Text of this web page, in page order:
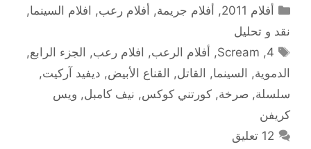
التصنيفات
أفلام 2011 , أفلام جريمة, أفلام رعب, افلام السينما,
نقد و تحليل
الوسوم
4
,
Scream
, أفلام الرعب, افلام رعب, الجزء الرابع,
الدموية, السينما, القاتل, القناع الأبيض, ديفيد آركيت,
سلسلة, صرخة, كورتني كوكس, نيف كامبل, ويس
كريفن
12 تعليق